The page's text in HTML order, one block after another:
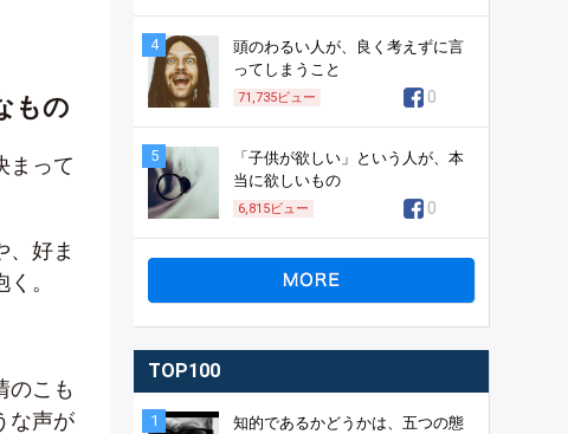
もの
まって
、好ま
。
のこも
な声が
4
頭のわるい人が、良く考えずに言
ってしまうこと
71,735ビュー 0
5
「子供が欲しい」という人が、本
当に欲しいもの
6,815ビュー 0
TOP100
1
知的であるかどうかは、五つの態